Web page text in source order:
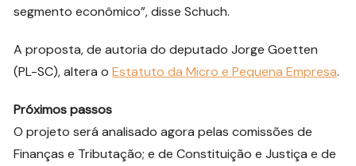
segmento econômico”, disse Schuch.
A proposta, de autoria do deputado Jorge Goetten
(PL-SC), altera oEstatuto da Micro e Pequena Empresa.
Próximos passos
O projeto será analisado agora pelas comissões de
Finanças e Tributação; e de Constituição e Justiça e de